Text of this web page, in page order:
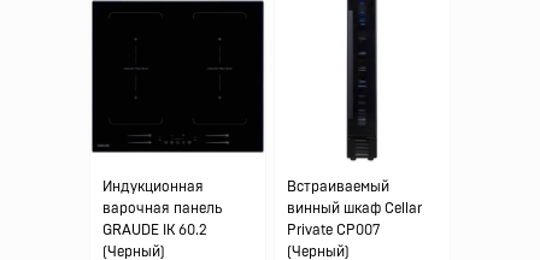
Индукционная
варочная панель
GRAUDE IK 60.2
(Черный)
Встраиваемый
винный шкаф Cellar
Private CP007
(Черный)